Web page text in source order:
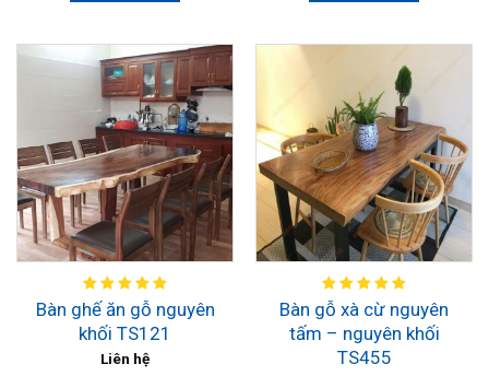
Bàn ghế ăn gỗ nguyên
khối TS121
Liên hệ
Bàn gỗ xà cừ nguyên
tấm – nguyên khối
TS455